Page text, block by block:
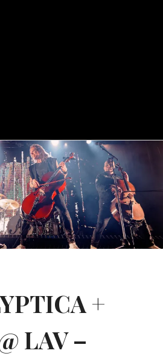
+
LAV –